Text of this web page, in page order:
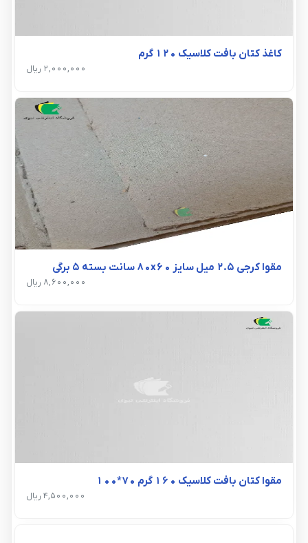
کاغذ کتان بافت کلاسیک 120 گرم
2,000,000 ریال
مقوا کرجی 2.5 میل سایز 80x60 سانت بسته 5 برگی
8,600,000 ریال
مقوا کتان بافت کلاسیک 160 گرم 70*100
4,500,000 ریال